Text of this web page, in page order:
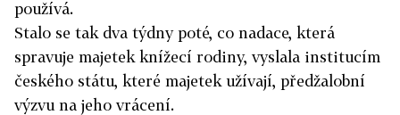
používá.
Stalo se tak dva týdny poté, co nadace, která
spravuje majetek knížecí rodiny, vyslala institucím
českého státu, které majetek užívají, předžalobní
výzvu na jeho vrácení.